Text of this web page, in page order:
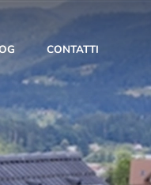
CONTATTI